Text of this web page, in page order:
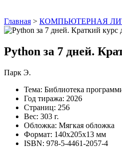
Главная > КОМПЬЮТЕРНАЯ
Python за 7 дней.
Парк Э.
Тема: Библиотека
Год тиража: 2026
Страниц: 256
Вес: 303 г.
Обложка: Мягкая обложка
Формат: 140х205х13 мм
ISBN: 978-5-4461-2057-4